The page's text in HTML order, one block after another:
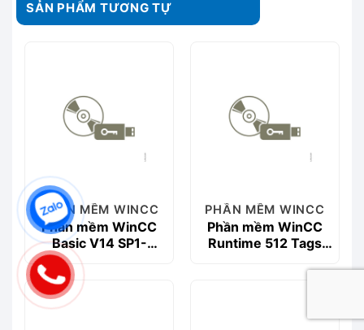
SẢN PHẨM TƯƠNG TỰ
PHẦN MỀM WINCC
Phần mềm WinCC
Basic V14 SP1-
6AV2100-0AA04-
PHẦN MỀM WINCC
Phần mềm WinCC
Runtime 512 Tags
0DA05-0AA0